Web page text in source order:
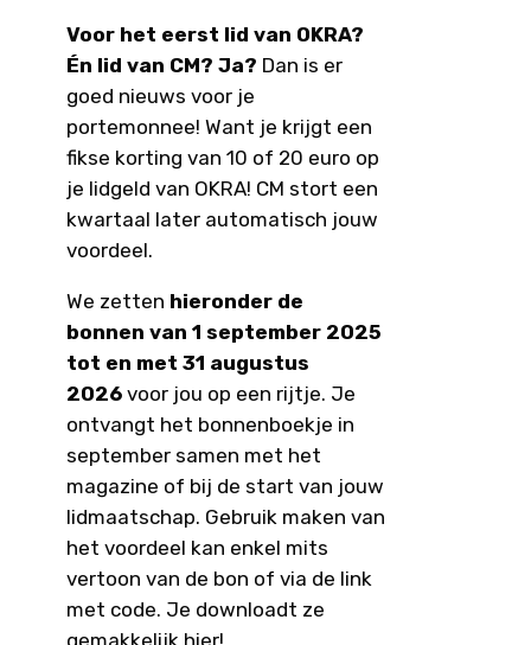
Voor het eerst lid van OKRA?
Én lid van CM? Ja? Dan is er
goed nieuws voor je
portemonnee! Want je krijgt een
fikse korting van 10 of 20 euro op
je lidgeld van OKRA! CM stort een
kwartaal later automatisch jouw
voordeel.
We zetten hieronder de
bonnen van 1 september 2025
tot en met 31 augustus
2026 voor jou op een rijtje. Je
ontvangt het bonnenboekje in
september samen met het
magazine of bij de start van jouw
lidmaatschap. Gebruik maken van
het voordeel kan enkel mits
vertoon van de bon of via de link
met code. Je downloadt ze